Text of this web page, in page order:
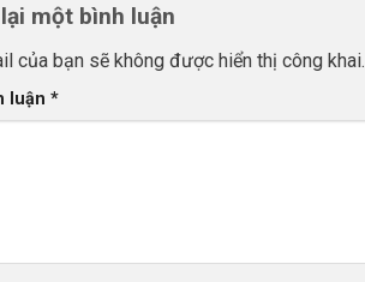
một bình luận
của bạn sẽ không được hiển thị công khai.
luận *